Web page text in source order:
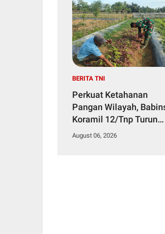
BERITA TNI
Perkuat Ketahanan
Pangan Wilayah,
Koramil 12/Tnp Turun
Tangan Bantu Warga
August 06, 2026